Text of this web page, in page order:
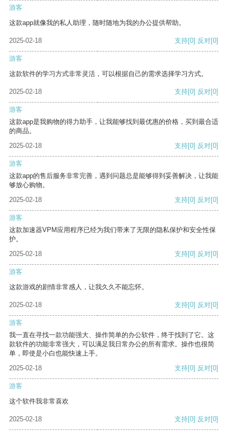
游客
这款app就像我的私人助理，随时随地为我的办公提供帮助。
2025-02-18 支持[0] 反对[0]
游客
这款软件的学习方式非常灵活，可以根据自己的需求选择学习方式。
2025-02-18 支持[0] 反对[0]
游客
这款app是我购物的得力助手，让我能够找到最优惠的价格，买到最合适
的商品。
2025-02-18
支持[0] 反对[0]
游客
这款app的售后服务非常完善，遇到问题总是能够得到妥善解决，让我能
够放心购物。
2025-02-18
支持[0] 反对[0]
游客
这款加速器VPM应用程序已经为我们带来了无限的隐私保护和安全性保
护。
2025-02-18
支持[0] 反对[0]
游客
这款游戏的剧情非常感人，让我久久不能忘怀。
2025-02-18 支持[0] 反对[0]
游客
我一直在寻找一款功能强大、操作简单的办公软件，终于找到了它。这
款软件的功能非常强大，可以满足我日常办公的所有需求。操作也很简
单，即使是小白也能快速上手。
2025-02-18
支持[0] 反对[0]
游客
这个软件我非常喜欢
2025-02-18 支持[0] 反对[0]